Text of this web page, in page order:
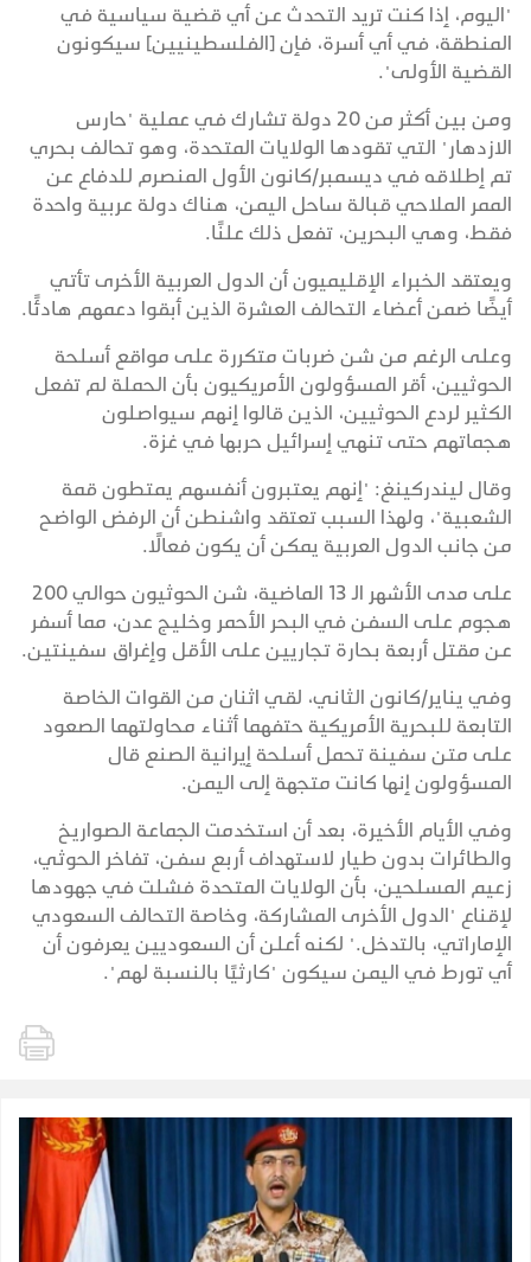
"اليوم، إذا كنت تريد التحدث عن أي قضية سياسية في
المنطقة، في أي أسرة، فإن [الفلسطينيين] سيكونون
القضية الأولى".
ومن بين أكثر من 20 دولة تشارك في عملية "حارس
الازدهار" التي تقودها الولايات المتحدة، وهو تحالف بحري
تم إطلاقه في ديسمبر/كانون الأول المنصرم للدفاع عن
الممر الملاحي قبالة ساحل اليمن، هناك دولة عربية واحدة
فقط، وهي البحرين، تفعل ذلك علنًا.
ويعتقد الخبراء الإقليميون أن الدول العربية الأخرى تأتي
أيضًا ضمن أعضاء التحالف العشرة الذين أبقوا دعمهم هادئًا.
وعلى الرغم من شن ضربات متكررة على مواقع أسلحة
الحوثيين، أقر المسؤولون الأمريكيون بأن الحملة لم تفعل
الكثير لردع الحوثيين، الذين قالوا إنهم سيواصلون
هجماتهم حتى تنهي إسرائيل حربها في غزة.
وقال ليندركينغ: "إنهم يعتبرون أنفسهم يمتطون قمة
الشعبية"، ولهذا السبب تعتقد واشنطن أن الرفض الواضح
من جانب الدول العربية يمكن أن يكون فعالًا.
على مدى الأشهر الـ 13 الماضية، شن الحوثيون حوالي 200
هجوم على السفن في البحر الأحمر وخليج عدن، مما أسفر
عن مقتل أربعة بحارة تجاريين على الأقل وإغراق سفينتين.
وفي يناير/كانون الثاني، لقي اثنان من القوات الخاصة
التابعة للبحرية الأمريكية حتفهما أثناء محاولتهما الصعود
على متن سفينة تحمل أسلحة إيرانية الصنع قال
المسؤولون إنها كانت متجهة إلى اليمن.
وفي الأيام الأخيرة، بعد أن استخدمت الجماعة الصواريخ
والطائرات بدون طيار لاستهداف أربع سفن، تفاخر الحوثي،
زعيم المسلحين، بأن الولايات المتحدة فشلت في جهودها
لإقناع "الدول الأخرى المشاركة، وخاصة التحالف السعودي
الإماراتي، بالتدخل." لكنه أعلن أن السعوديين يعرفون أن
أي تورط في اليمن سيكون "كارثيًا بالنسبة لهم".